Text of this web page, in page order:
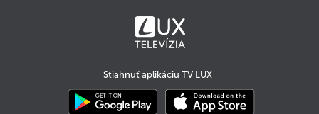
Stiahnuť aplikáciu TV LUX